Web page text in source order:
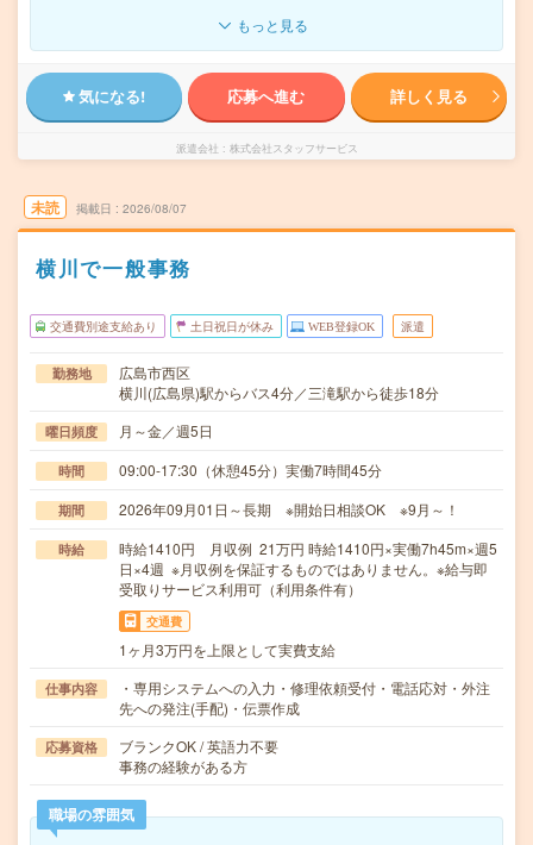
もっと見る
気になる! 応募へ進む 詳しく見る
派遣会社 株式会社スタッフサービス
未読 掲載日 2026/08/07
横川で一般事務
交通費別途支給あり 土日祝日が休み WEB登録OK 派遣
勤務地
広島市西区
横川(広島県)駅からバス4分／三滝駅から徒歩18分
曜日頻度 月～金／週5日
時間 09:00-17:30（休憩45分）実働7時間45分
期間 2026年09月01日～長期 ※開始日相談OK ※9月～！
時給
時給1410円 月収例 21万円 時給1410円×実働7h45m×週5
日×4週 ※月収例を保証するものではありません。※給与即
受取りサービス利用可（利用条件有）
交通費
1ヶ月3万円を上限として実費支給
仕事内容
・専用システムへの入力・修理依頼受付・電話応対・外注
先への発注(手配)・伝票作成
応募資格
ブランクOK / 英語力不要
事務の経験がある方
職場の雰囲気